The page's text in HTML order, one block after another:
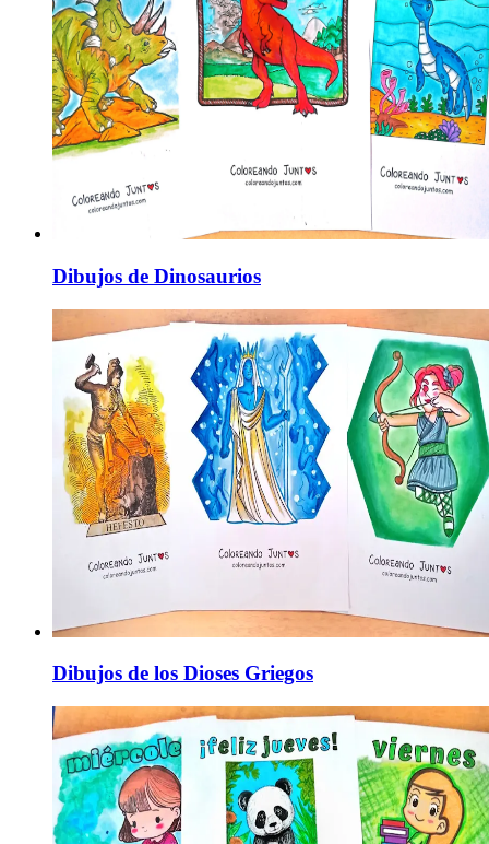
Dibujos de Dinosaurios
Dibujos de los Dioses Griegos